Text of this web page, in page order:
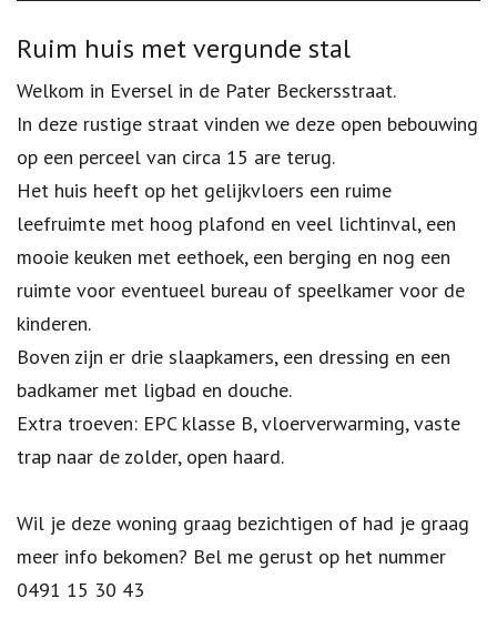
Omschrijving
Ruim huis met vergunde stal
Welkom in Eversel in de Pater Beckersstraat.
In deze rustige straat vinden we deze open bebouwing
op een perceel van circa 15 are terug.
Het huis heeft op het gelijkvloers een ruime
leefruimte met hoog plafond en veel lichtinval, een
mooie keuken met eethoek, een berging en nog een
ruimte voor eventueel bureau of speelkamer voor de
kinderen.
Boven zijn er drie slaapkamers, een dressing en een
badkamer met ligbad en douche.
Extra troeven: EPC klasse B, vloerverwarming, vaste
trap naar de zolder, open haard.
Wil je deze woning graag bezichtigen of had je graag
meer info bekomen? Bel me gerust op het nummer
0491 15 30 43